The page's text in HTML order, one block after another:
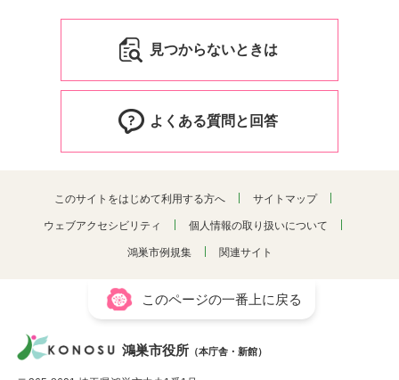
見つからないときは
よくある質問と回答
このサイトをはじめて利用する方へ サイトマップ
ウェブアクセシビリティ 個人情報の取り扱いについて
鴻巣市例規集 関連サイト
このページの一番上に戻る
鴻巣市役所 （本庁舎・新館）